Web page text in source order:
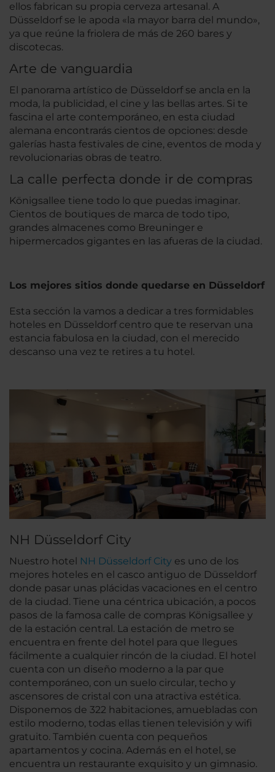
ellos fabrican su propia cerveza artesanal. A
Düsseldorf se le apoda «la mayor barra del mundo»,
ya que reúne la friolera de más de 260 bares y
discotecas.
Arte de vanguardia
El panorama artístico de Düsseldorf se ancla en la
moda, la publicidad, el cine y las bellas artes. Si te
fascina el arte contemporáneo, en esta ciudad
alemana encontrarás cientos de opciones: desde
galerías hasta festivales de cine, eventos de moda y
revolucionarias obras de teatro.
La calle perfecta donde ir de compras
Königsallee tiene todo lo que puedas imaginar.
Cientos de boutiques de marca de todo tipo,
grandes almacenes como Breuninger e
hipermercados gigantes en las afueras de la ciudad.
Los mejores sitios donde quedarse en Düsseldorf
Esta sección la vamos a dedicar a tres formidables
hoteles en Düsseldorf centro que te reservan una
estancia fabulosa en la ciudad, con el merecido
descanso una vez te retires a tu hotel.
NH Düsseldorf City
Nuestro hotel NH Düsseldorf City es uno de los
mejores hoteles en el casco antiguo de Düsseldorf
donde pasar unas plácidas vacaciones en el centro
de la ciudad. Tiene una céntrica ubicación, a pocos
pasos de la famosa calle de compras Königsallee y
de la estación central. La estación de metro se
encuentra en frente del hotel para que llegues
fácilmente a cualquier rincón de la ciudad. El hotel
cuenta con un diseño moderno a la par que
contemporáneo, con un suelo circular, techo y
ascensores de cristal con una atractiva estética.
Disponemos de 322 habitaciones, amuebladas con
estilo moderno, todas ellas tienen televisión y wifi
gratuito. También cuenta con pequeños
apartamentos y cocina. Además en el hotel, se
encuentra un restaurante exquisito y un gimnasio.